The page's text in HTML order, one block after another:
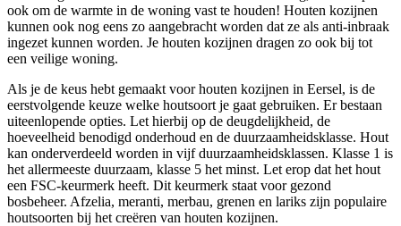
ook om de warmte in de woning vast te houden! Houten kozijnen
kunnen ook nog eens zo aangebracht worden dat ze als anti-inbraak
ingezet kunnen worden. Je houten kozijnen dragen zo ook bij tot
een veilige woning.
Als je de keus hebt gemaakt voor houten kozijnen in Eersel, is de
eerstvolgende keuze welke houtsoort je gaat gebruiken. Er bestaan
uiteenlopende opties. Let hierbij op de deugdelijkheid, de
hoeveelheid benodigd onderhoud en de duurzaamheidsklasse. Hout
kan onderverdeeld worden in vijf duurzaamheidsklassen. Klasse 1 is
het allermeeste duurzaam, klasse 5 het minst. Let erop dat het hout
een FSC-keurmerk heeft. Dit keurmerk staat voor gezond
bosbeheer. Afzelia, meranti, merbau, grenen en lariks zijn populaire
houtsoorten bij het creëren van houten kozijnen.